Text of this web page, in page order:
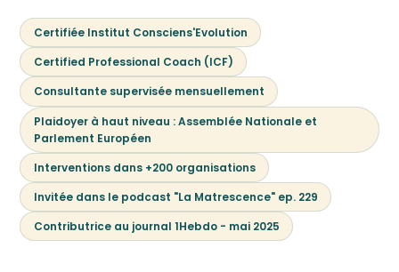
Certifiée Institut Consciens'Evolution
Certified Professional Coach (ICF)
Consultante supervisée mensuellement
Plaidoyer à haut niveau : Assemblée Nationale et
Parlement Européen
Interventions dans +200 organisations
Invitée dans le podcast "La Matrescence" ep. 229
Contributrice au journal 1Hebdo - mai 2025